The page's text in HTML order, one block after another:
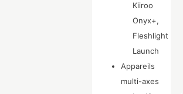
Kiiroo
Onyx+,
Fleshlight
Launch
Appareils
multi-axes